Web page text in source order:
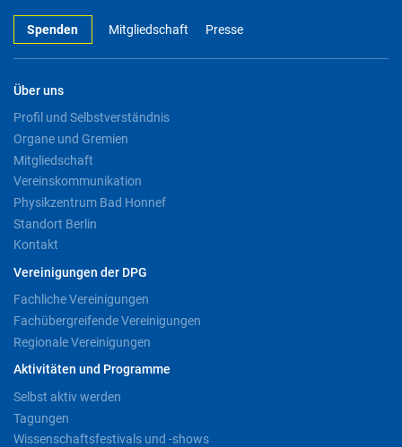
Spenden Mitgliedschaft Presse
Über uns
Profil und Selbstverständnis
Organe und Gremien
Mitgliedschaft
Vereinskommunikation
Physikzentrum Bad Honnef
Standort Berlin
Kontakt
Vereinigungen der DPG
Fachliche Vereinigungen
Fachübergreifende Vereinigungen
Regionale Vereinigungen
Aktivitäten und Programme
Selbst aktiv werden
Tagungen
Wissenschaftsfestivals und -shows